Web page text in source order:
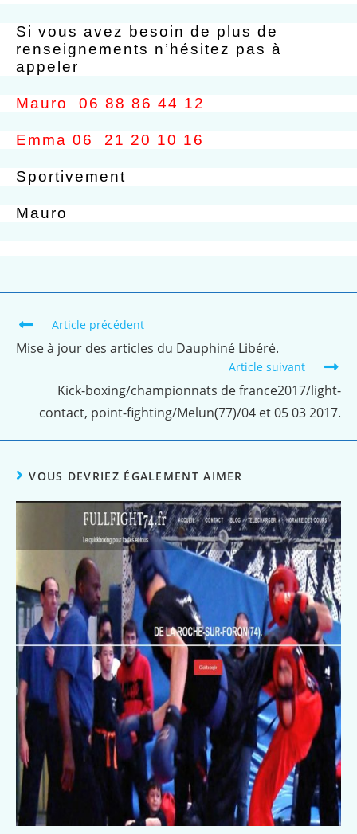
Si vous avez besoin de plus de
renseignements n’hésitez pas à
appeler
Mauro 06 88 86 44 12
Emma 06 21 20 10 16
Sportivement
Mauro
Article précédent
Mise à jour des articles du Dauphiné Libéré.
Article suivant
Kick-boxing/championnats de france2017/light-
contact, point-fighting/Melun(77)/04 et 05 03 2017.
VOUS DEVRIEZ ÉGALEMENT AIMER